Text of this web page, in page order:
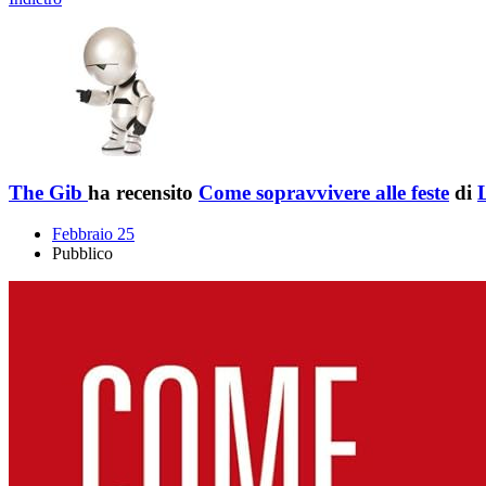
The Gib ha recensito Come sopravvivere alle feste di
Febbraio 25
Pubblico